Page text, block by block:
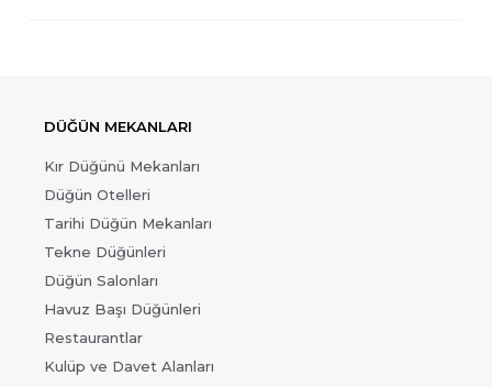
DÜĞÜN MEKANLARI
Kır Düğünü Mekanları
Düğün Otelleri
Tarihi Düğün Mekanları
Tekne Düğünleri
Düğün Salonları
Havuz Başı Düğünleri
Restaurantlar
Kulüp ve Davet Alanları